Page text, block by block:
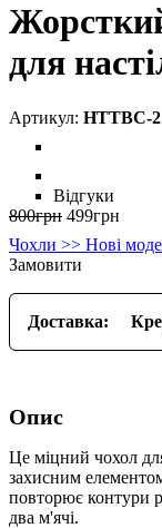
для
HTTBC-2
Відгуки
800грн 499грн
Чохли >> Нові
Замовити
Доставка:
Опис
Це міцний чохол
захисним
повторює контури
два м'ячі.